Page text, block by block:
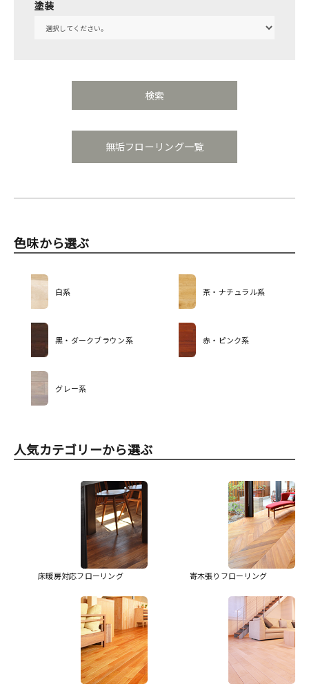
塗装
無垢フローリング一覧
色味から選ぶ
白系 茶・ナチュラル系
黒・ダークブラウン系 赤・ピンク系
グレー系
人気カテゴリーから選ぶ
床暖房対応フローリング 寄木張りフローリング